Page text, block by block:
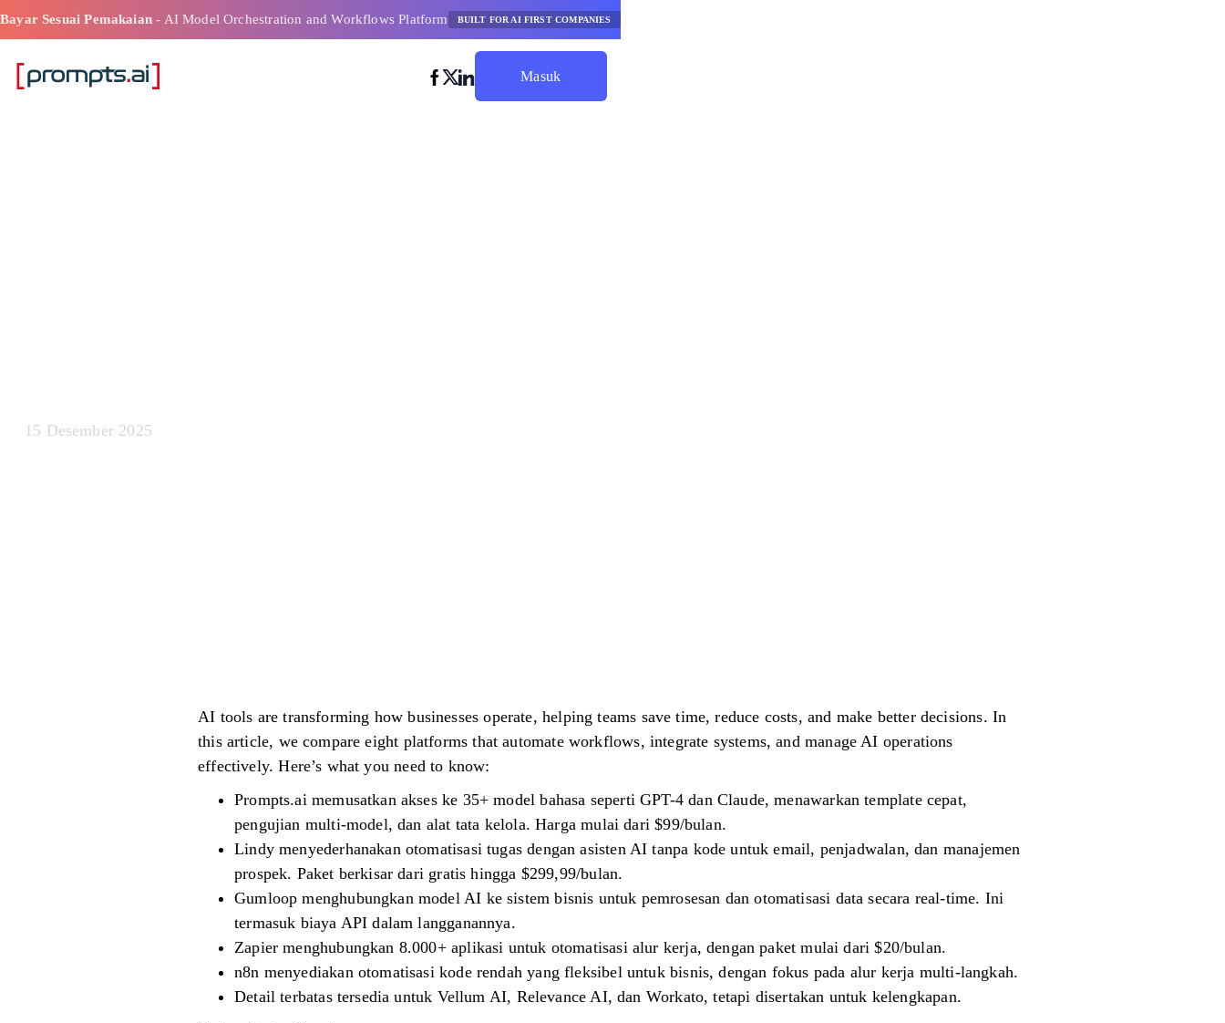
Bayar Sesuai Pemakaian- AI Model Orchestration and Workflows Platform BUILT FOR AI FIRST COMPANIES
Masuk
15 Desember 2025
AI tools are transforming how businesses operate, helping teams save time, reduce costs, and make better decisions. In
this article, we compare eight platforms that automate workflows, integrate systems, and manage AI operations
effectively. Here’s what you need to know:
Prompts.ai memusatkan akses ke 35+ model bahasa seperti GPT-4 dan Claude, menawarkan template cepat,
pengujian multi-model, dan alat tata kelola. Harga mulai dari $99/bulan.
Lindy menyederhanakan otomatisasi tugas dengan asisten AI tanpa kode untuk email, penjadwalan, dan manajemen
prospek. Paket berkisar dari gratis hingga $299,99/bulan.
Gumloop menghubungkan model AI ke sistem bisnis untuk pemrosesan dan otomatisasi data secara real-time. Ini
termasuk biaya API dalam langganannya.
Zapier menghubungkan 8.000+ aplikasi untuk otomatisasi alur kerja, dengan paket mulai dari $20/bulan.
n8n menyediakan otomatisasi kode rendah yang fleksibel untuk bisnis, dengan fokus pada alur kerja multi-langkah.
Detail terbatas tersedia untuk Vellum AI, Relevance AI, dan Workato, tetapi disertakan untuk kelengkapan.